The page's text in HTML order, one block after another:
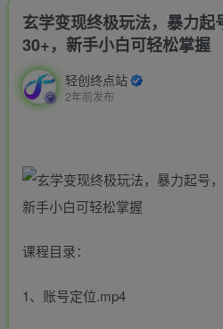
玄学变现终极玩法，暴力
30+，新手小白可轻松掌握
轻创终点站
2年前发布
课程目录：
1、账号定位.mp4